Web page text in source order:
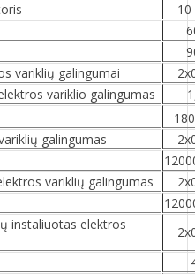
variklių galingumai
variklio galingumas
180
galingumas
variklių galingumas
instaliuotas elektros